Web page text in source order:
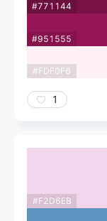
#771144
#951555
#FDF0F6
1
#F2D6EB